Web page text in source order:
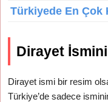
Türkiyede En Çok
Dirayet
Dirayet ismi bir resim
Türkiye’de sadece